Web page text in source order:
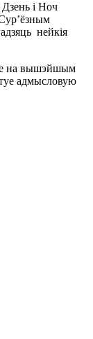
і Ноч
нейкія
на вышэйшым
адмысловую